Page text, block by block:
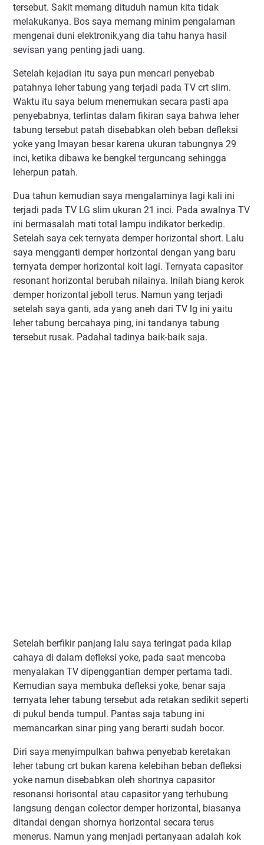
tersebut. Sakit memang dituduh namun kita tidak
melakukanya. Bos saya memang minim pengalaman
mengenai duni elektronik,yang dia tahu hanya hasil
sevisan yang penting jadi uang.
Setelah kejadian itu saya pun mencari penyebab
patahnya leher tabung yang terjadi pada TV crt slim.
Waktu itu saya belum menemukan secara pasti apa
penyebabnya, terlintas dalam fikiran saya bahwa leher
tabung tersebut patah disebabkan oleh beban defleksi
yoke yang lmayan besar karena ukuran tabungnya 29
inci, ketika dibawa ke bengkel terguncang sehingga
leherpun patah.
Dua tahun kemudian saya mengalaminya lagi kali ini
terjadi pada TV LG slim ukuran 21 inci. Pada awalnya TV
ini bermasalah mati total lampu indikator berkedip.
Setelah saya cek ternyata demper horizontal short. Lalu
saya mengganti demper horizontal dengan yang baru
ternyata demper horizontal koit lagi. Ternyata capasitor
resonant horizontal berubah nilainya. Inilah biang kerok
demper horizontal jeboll terus. Namun yang terjadi
setelah saya ganti, ada yang aneh dari TV lg ini yaitu
leher tabung bercahaya ping, ini tandanya tabung
tersebut rusak. Padahal tadinya baik-baik saja.
Setelah berfikir panjang lalu saya teringat pada kilap
cahaya di dalam defleksi yoke, pada saat mencoba
menyalakan TV dipenggantian demper pertama tadi.
Kemudian saya membuka defleksi yoke, benar saja
ternyata leher tabung tersebut ada retakan sedikit seperti
di pukul benda tumpul. Pantas saja tabung ini
memancarkan sinar ping yang berarti sudah bocor.
Diri saya menyimpulkan bahwa penyebab keretakan
leher tabung crt bukan karena kelebihan beban defleksi
yoke namun disebabkan oleh shortnya capasitor
resonansi horisontal atau capasitor yang terhubung
langsung dengan colector demper horizontal, biasanya
ditandai dengan shornya horizontal secara terus
menerus. Namun yang menjadi pertanyaan adalah kok